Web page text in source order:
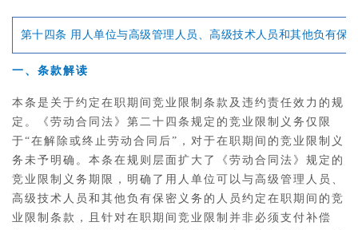
第十四条 用人单位与高级管理人员、高级技术人员和其他负有保
一、条款解读
本条是关于约定在职期间竞业限制条款及违约责任效力的规
定。《劳动合同法》第二十四条规定的竞业限制义务仅限
于“在解除或终止劳动合同后”，对于在职期间的竞业限制义
务未予明确。本条在规则层面扩大了《劳动合同法》规定的
竞业限制义务期限，明确了用人单位可以与高级管理人员、
高级技术人员和其他负有保密义务的人员约定在职期间的竞
业限制条款，且针对在职期间竞业限制并非必须支付补偿